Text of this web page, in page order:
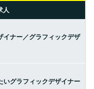
人
イナー／グラフィックデザ
いグラフィックデザイナー